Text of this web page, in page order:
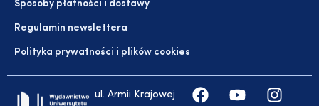
Sposoby płatności i dostawy
Regulamin newslettera
Polityka prywatności i plików cookies
ul. Armii Krajowej